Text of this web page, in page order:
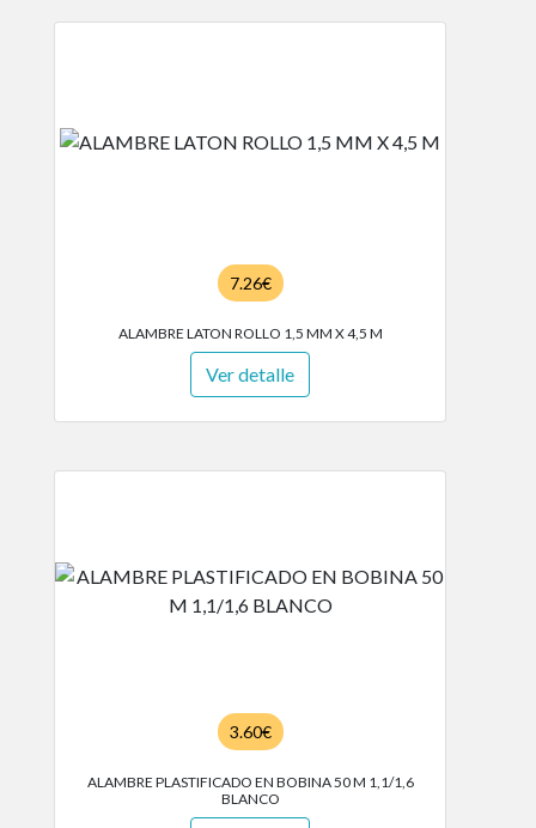
7.26€
ALAMBRE LATON ROLLO 1,5 MM X 4,5 M
Ver detalle
3.60€
ALAMBRE PLASTIFICADO EN BOBINA 50 M 1,1/1,6
BLANCO